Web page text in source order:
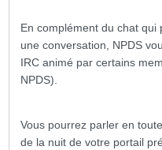
En complément du chat
une conversation, NPDS
IRC animé par certains
NPDS).
Vous pourrez parler en
de la nuit de votre portail